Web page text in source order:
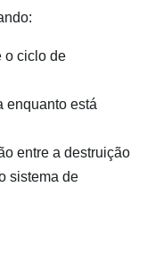
o ciclo de
enquanto está
entre a destruição
sistema de